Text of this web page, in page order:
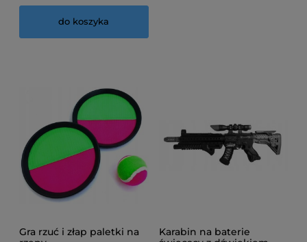
do koszyka
Gra rzuć i złap paletki na
Karabin na baterie